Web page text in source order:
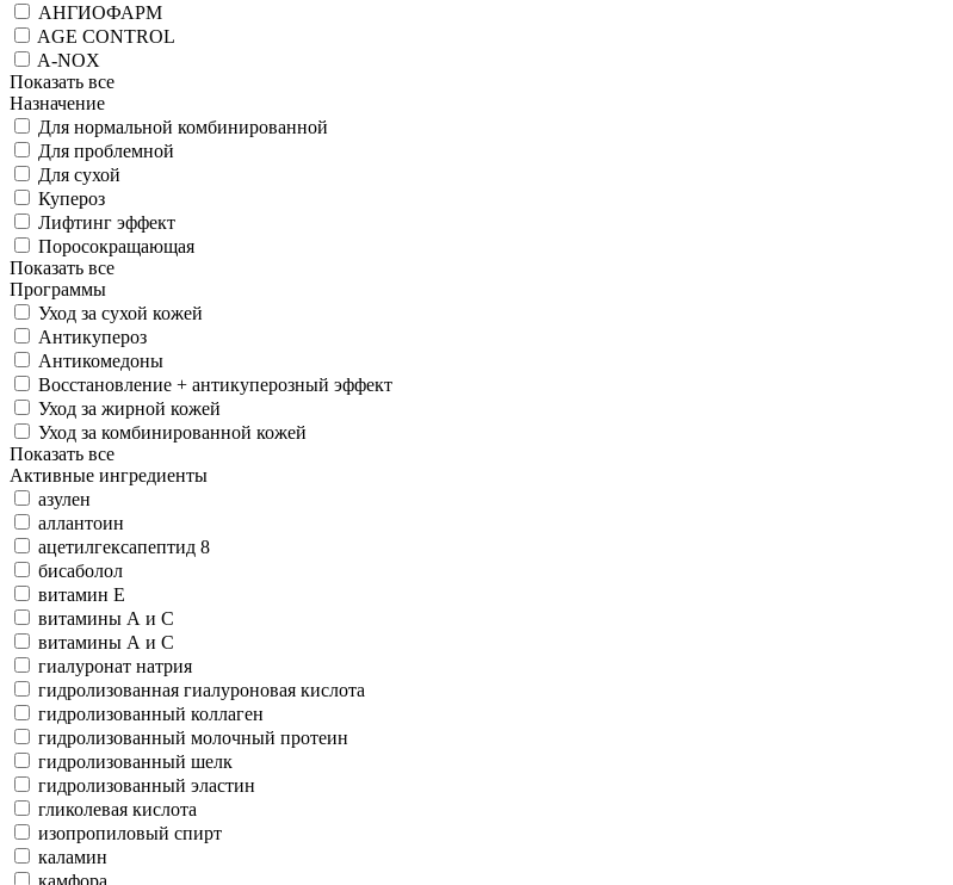
АНГИОФАРМ
AGE CONTROL
A-NOX
Показать все
Назначение
Для нормальной комбинированной
Для проблемной
Для сухой
Купероз
Лифтинг эффект
Поросокращающая
Показать все
Программы
Уход за сухой кожей
Антикупероз
Антикомедоны
Восстановление + антикуперозный эффект
Уход за жирной кожей
Уход за комбинированной кожей
Показать все
Активные ингредиенты
азулен
аллантоин
ацетилгексапептид 8
бисаболол
витамин Е
витамины А и С
витамины А и С
гиалуронат натрия
гидролизованная гиалуроновая кислота
гидролизованный коллаген
гидролизованный молочный протеин
гидролизованный шелк
гидролизованный эластин
гликолевая кислота
изопропиловый спирт
каламин
камфора